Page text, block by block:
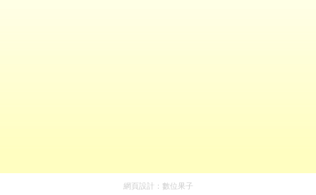
網頁設計： 數位果子